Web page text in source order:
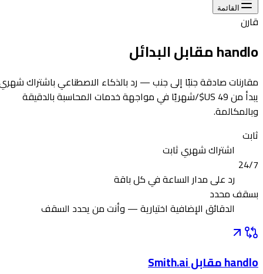
القائمة
قارن
handlo مقابل البدائل
مقارنات صادقة جنبًا إلى جنب — رد بالذكاء الاصطناعي باشتراك شهري
يبدأ من ‏49 US$/شهريًا في مواجهة خدمات المحاسبة بالدقيقة
وبالمكالمة.
ثابت
اشتراك شهري ثابت
24/7
رد على مدار الساعة في كل باقة
بسقف محدد
الدقائق الإضافية اختيارية — وأنت من يحدد السقف
handlo مقابل Smith.ai